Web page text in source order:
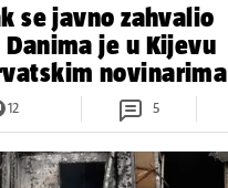
se javno zahvalio
je u Kijevu
novinarima
12 5